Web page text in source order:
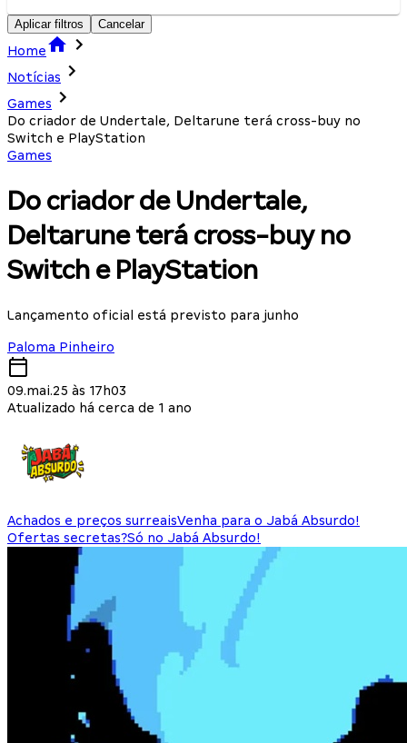
Aplicar filtros Cancelar
Home
Notícias
Games
Do criador de Undertale, Deltarune terá cross-buy no
Switch e PlayStation
Games
Do criador de Undertale,
Deltarune terá cross-buy no
Switch e PlayStation
Lançamento oficial está previsto para junho
Paloma Pinheiro
09.mai.25 às 17h03
Atualizado há cerca de 1 ano
Achados e preços surreaisVenha para o Jabá Absurdo!
Ofertas secretas?Só no Jabá Absurdo!